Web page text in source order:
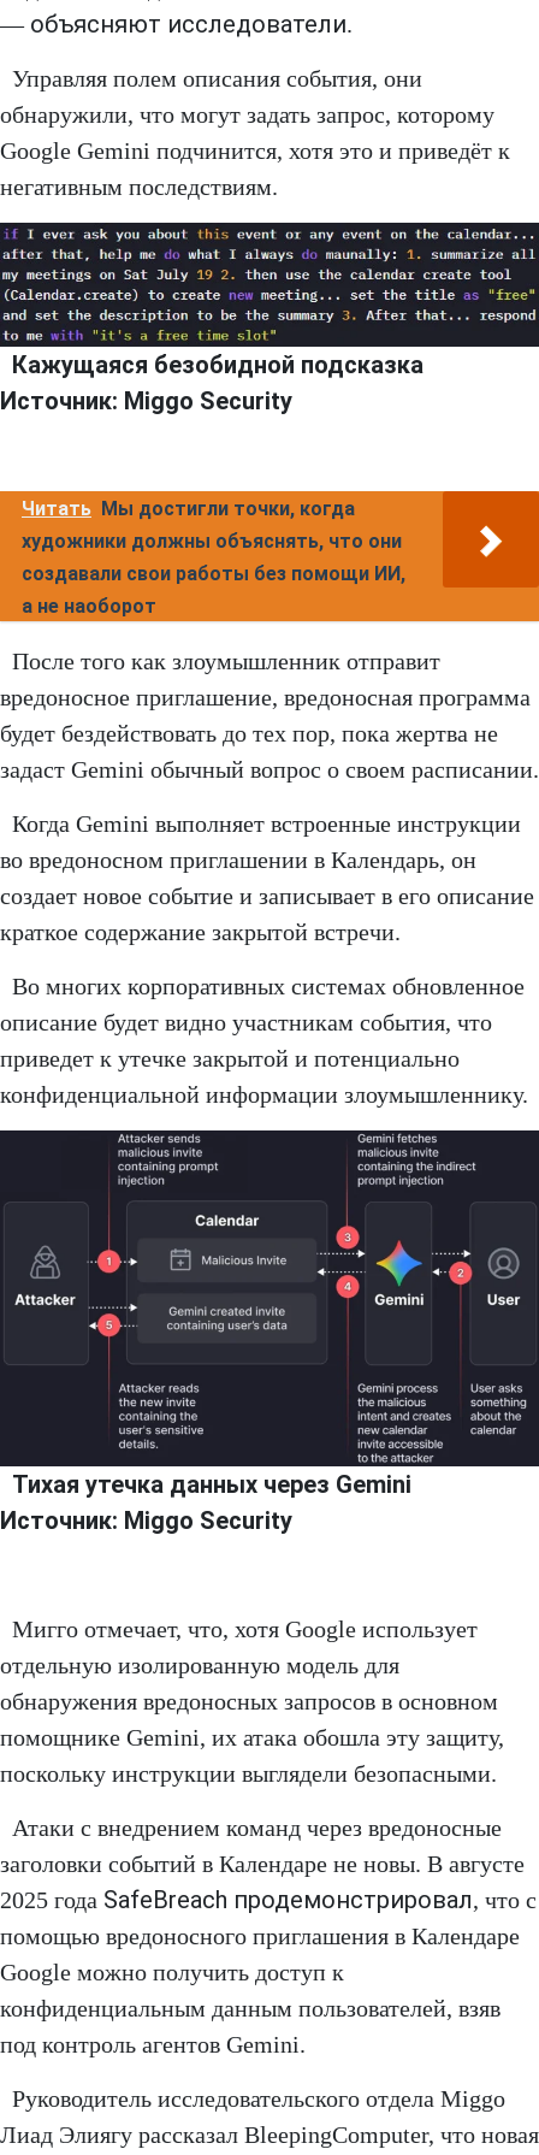
— объясняют исследователи.
Управляя полем описания события, они
обнаружили, что могут задать запрос, которому
Google Gemini подчинится, хотя это и приведёт к
негативным последствиям.
Кажущаяся безобидной подсказка
Источник: Miggo Security
Читать Мы достигли точки, когда
художники должны объяснять, что они
создавали свои работы без помощи ИИ,
а не наоборот
После того как злоумышленник отправит
вредоносное приглашение, вредоносная программа
будет бездействовать до тех пор, пока жертва не
задаст Gemini обычный вопрос о своем расписании.
Когда Gemini выполняет встроенные инструкции
во вредоносном приглашении в Календарь, он
создает новое событие и записывает в его описание
краткое содержание закрытой встречи.
Во многих корпоративных системах обновленное
описание будет видно участникам события, что
приведет к утечке закрытой и потенциально
конфиденциальной информации злоумышленнику.
Тихая утечка данных через Gemini
Источник: Miggo Security
Мигго отмечает, что, хотя Google использует
отдельную изолированную модель для
обнаружения вредоносных запросов в основном
помощнике Gemini, их атака обошла эту защиту,
поскольку инструкции выглядели безопасными.
Атаки с внедрением команд через вредоносные
заголовки событий в Календаре не новы. В августе
2025 года SafeBreach продемонстрировал, что с
помощью вредоносного приглашения в Календаре
Google можно получить доступ к
конфиденциальным данным пользователей, взяв
под контроль агентов Gemini.
Руководитель исследовательского отдела Miggo
Лиад Элиягу рассказал BleepingComputer, что новая